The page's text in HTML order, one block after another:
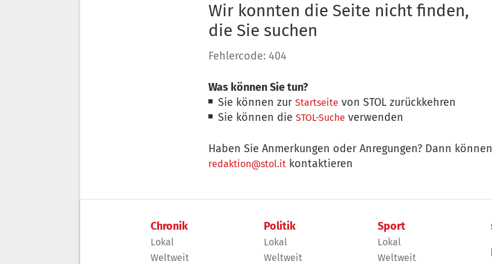
Wir konnten die Seite nicht finden,
die Sie suchen
Fehlercode: 404
Was können Sie tun?
Sie können zurStartseite von STOL zurückkehren
Sie können dieSTOL-Suche verwenden
Haben Sie Anmerkungen oder Anregungen? Dann
redaktion@stol.it kontaktieren
Chronik
Lokal
Weltweit
Politik
Lokal
Weltweit
Sport
Lokal
Weltweit